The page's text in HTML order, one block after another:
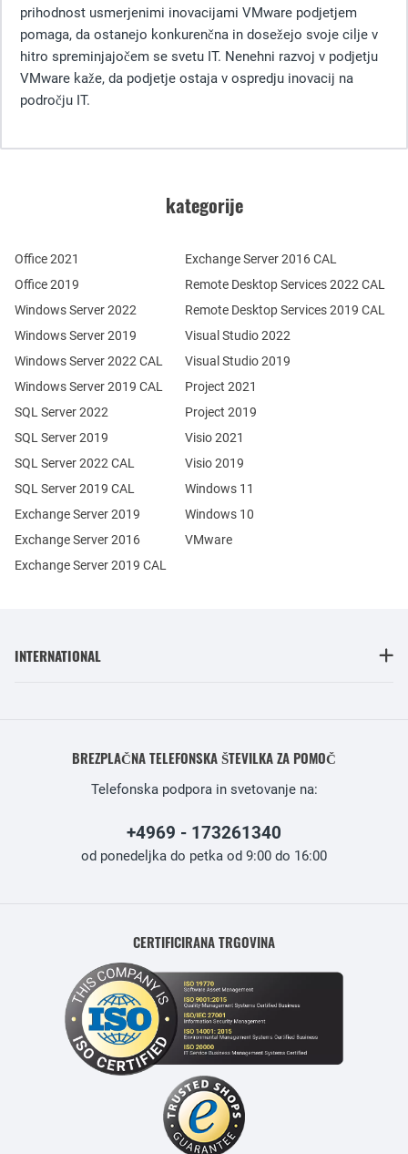
prihodnost usmerjenimi inovacijami VMware podjetjem
pomaga, da ostanejo konkurenčna in dosežejo svoje cilje v
hitro spreminjajočem se svetu IT. Nenehni razvoj v podjetju
VMware kaže, da podjetje ostaja v ospredju inovacij na
področju IT.
kategorije
Office 2021
Office 2019
Windows Server 2022
Windows Server 2019
Exchange Server 2019
Exchange Server 2016
SQL Server 2022
SQL Server 2019
Windows Server 2022 CAL
Windows Server 2019 CAL
SQL Server 2022 CAL
SQL Server 2019 CAL
Remote Desktop Services 2022 CAL
Remote Desktop Services 2019 CAL
Exchange Server 2019 CAL
Exchange Server 2016 CAL
Visual Studio 2022
Visual Studio 2019
Project 2021
Project 2019
Visio 2021
Visio 2019
Windows 11
Windows 10
VMware
INTERNATIONAL
BREZPLAČNA TELEFONSKA ŠTEVILKA ZA POMOČ
Telefonska podpora in svetovanje na:
+4969 - 173261340
od ponedeljka do petka od 9:00 do 16:00
CERTIFICIRANA TRGOVINA